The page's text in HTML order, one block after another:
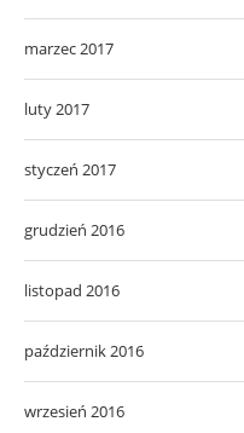
marzec 2017
luty 2017
styczeń 2017
grudzień 2016
listopad 2016
październik 2016
wrzesień 2016